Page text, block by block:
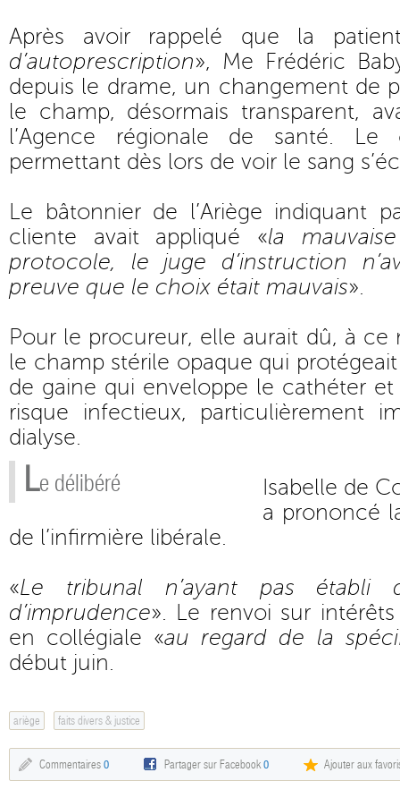
Après avoir rappelé que la
d’autoprescription», Me Frédéric
depuis le drame, un changement de
le champ, désormais transparent,
l’Agence régionale de santé. Le
permettant dès lors de voir le sang
Le bâtonnier de l’Ariège indiquant
cliente avait appliqué «la
protocole, le juge d’instruction
preuve que le choix était mauvais».
Pour le procureur, elle aurait dû, à
le champ stérile opaque qui
de gaine qui enveloppe le cathéter et
risque infectieux, particulièrement
dialyse.
Le délibéré
Isabelle de
a prononcé
de l’infirmière libérale.
«Le tribunal n’ayant pas établi
d’imprudence». Le renvoi sur
en collégiale «au regard de la
début juin.
ariège faits divers & justice
Commentaires 0 Partager sur Facebook0 Ajouter aux